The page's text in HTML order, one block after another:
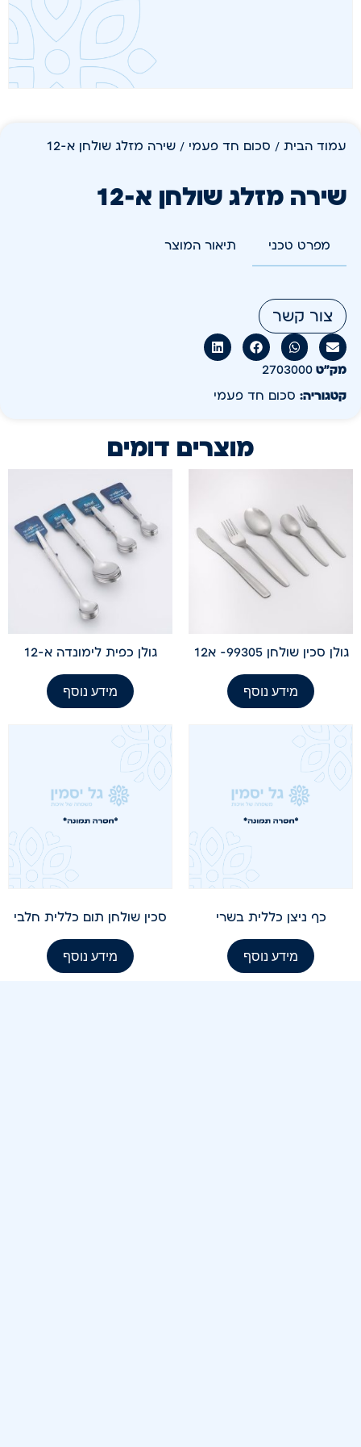
עמוד הבית / סכום חד פעמי / שירה מזלג שולחן א-12
שירה מזלג שולחן א-12
מפרט טכני תיאור המוצר
צור קשר
מק״ט 2703000
קטגוריה: סכום חד פעמי
מוצרים דומים
גולן סכין שולחן 99305- א12
מידע נוסף
גולן כפית לימונדה א-12
מידע נוסף
כף ניצן כללית בשרי
מידע נוסף
סכין שולחן תום כללית חלבי
מידע נוסף